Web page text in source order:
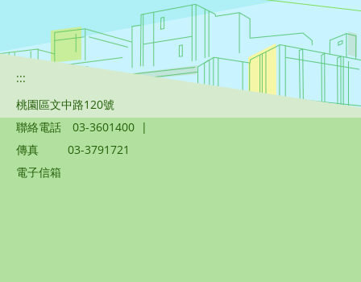
:::
桃園區文中路120號
聯絡電話
03-3601400 |
傳真
03-3791721
電子信箱